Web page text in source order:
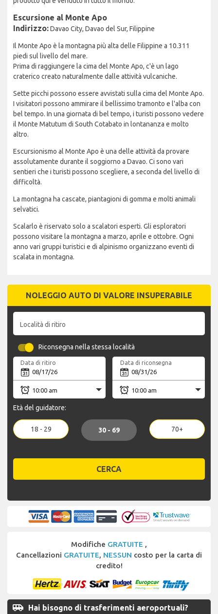
Escursione al Monte Apo
Indirizzo:Davao City, Davao del Sur, Filippine
Il Monte Apo è la montagna più alta delle Filippine a 10.311
piedi sul livello del mare.
Prima di raggiungere la cima del Monte Apo, c'è un lago
craterico creato naturalmente dalle attività vulcaniche.
Sette picchi possono essere avvistati sulla cima del Monte Apo.
I visitatori possono ammirare il bellissimo tramonto e l'alba con
bel tempo. In una giornata di bel tempo, i turisti possono vedere
il Monte Matutum di South Cotabato in lontananza e molto
altro.
Escursionismo al Monte Apo è una delle attività da provare
assolutamente durante il soggiorno a Davao. Ci sono vari
sentieri che i turisti possono scegliere, a seconda del livello di
difficoltà.
La montagna ha cascate, piantagioni di gomma e molti animali
selvatici.
Scalarlo è riservato solo a scalatori esperti. Gli esploratori
possono visitare la montagna a marzo, aprile e ottobre. Ogni
anno vari gruppi turistici e di alpinismo organizzano eventi di
scalata in montagna.
NOLEGGIO AUTO DI VALORE INSUPERABILE
Località di ritiro
Riconsegna nella stessa località
Data di ritiro Data di riconsegna
Età del guidatore:
18 - 29 30 - 69 70+
CERCA
Modifiche GRATUITE ,
Cancellazioni GRATUITE, NESSUN costo per la carta di
credito!
airport_shuttle Hai bisogno di trasferimenti aeroportuali?